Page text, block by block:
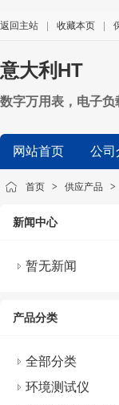
返回主站 收藏本页
意大利HT
数字万用表，电子
网站首页 公司
首页 > 供应产品 >
新闻中心
暂无新闻
产品分类
全部分类
环境测试仪